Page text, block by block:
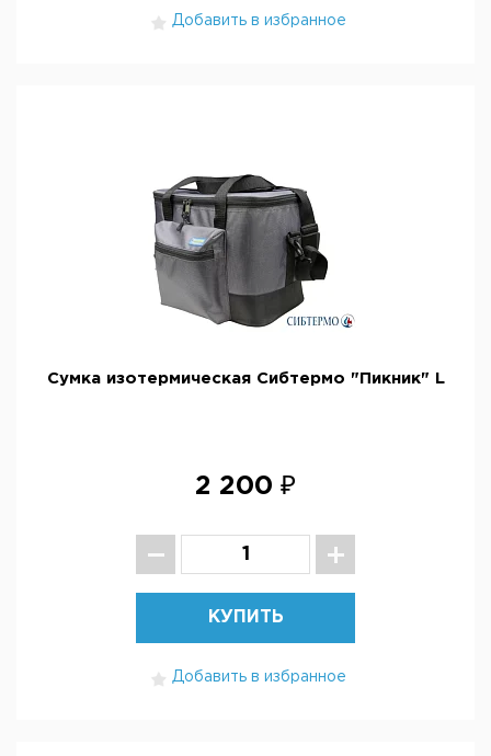
Добавить в избранное
Сумка изотермическая Сибтермо "Пикник" L
2 200 ₽
КУПИТЬ
Добавить в избранное